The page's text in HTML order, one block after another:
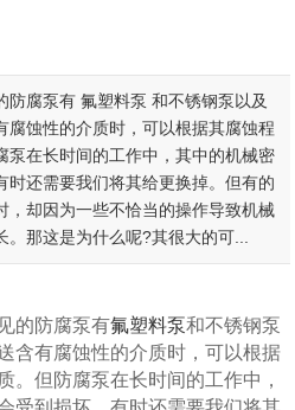
防腐泵有 氟塑料泵 和不锈钢泵以及
腐蚀性的介质时，可以根据其腐蚀程
泵在长时间的工作中，其中的机械密
时还需要我们将其给更换掉。但有的
，却因为一些不恰当的操作导致机械
那这是为什么呢?其很大的可...
的防腐泵有氟塑料泵和不锈钢泵
含有腐蚀性的介质时，可以根据
。但防腐泵在长时间的工作中，